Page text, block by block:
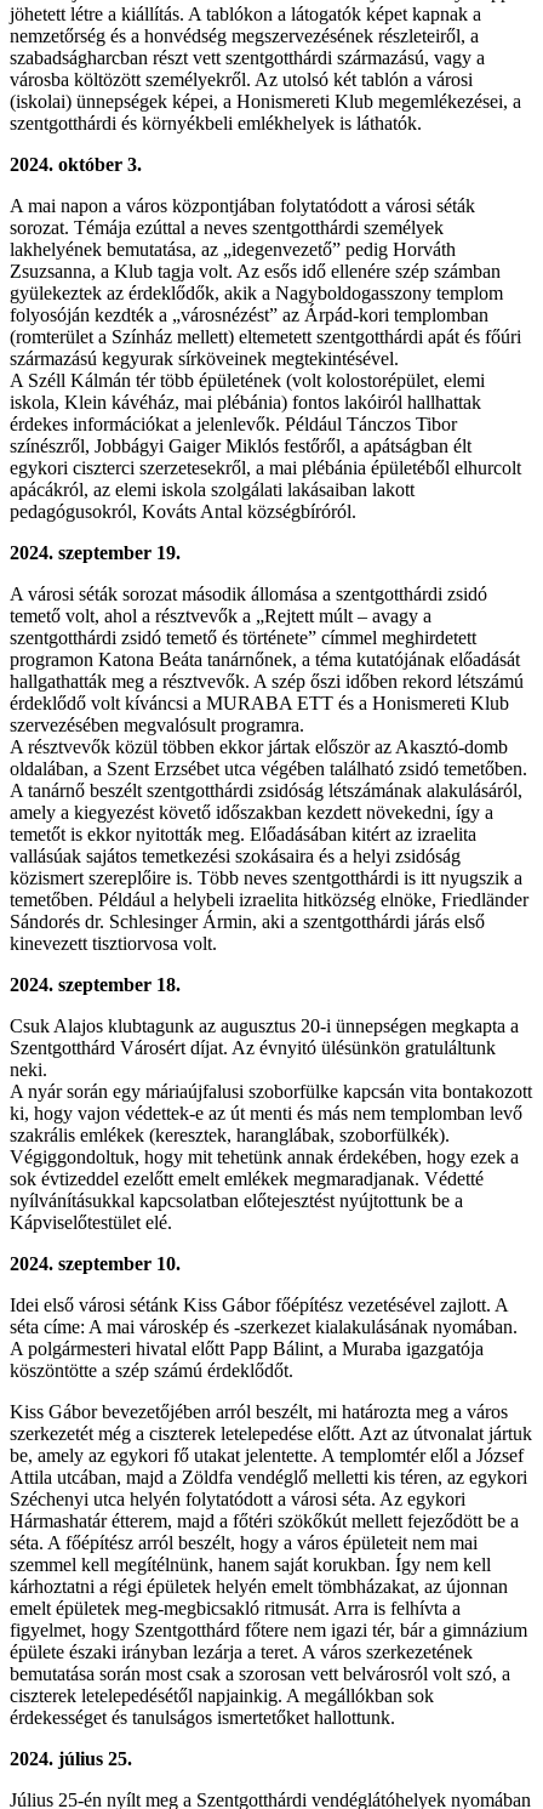
jöhetett létre a kiállítás. A tablókon a látogatók képet kapnak a
nemzetőrség és a honvédség megszervezésének részleteiről, a
szabadságharcban részt vett szentgotthárdi származású, vagy a
városba költözött személyekről. Az utolsó két tablón a városi
(iskolai) ünnepségek képei, a Honismereti Klub megemlékezései, a
szentgotthárdi és környékbeli emlékhelyek is láthatók.
2024. október 3.
A mai napon a város központjában folytatódott a városi séták
sorozat. Témája ezúttal a neves szentgotthárdi személyek
lakhelyének bemutatása, az „idegenvezető” pedig Horváth
Zsuzsanna, a Klub tagja volt. Az esős idő ellenére szép számban
gyülekeztek az érdeklődők, akik a Nagyboldogasszony templom
folyosóján kezdték a „városnézést” az Árpád-kori templomban
(romterület a Színház mellett) eltemetett szentgotthárdi apát és főúri
származású kegyurak sírköveinek megtekintésével.
A Széll Kálmán tér több épületének (volt kolostorépület, elemi
iskola, Klein kávéház, mai plébánia) fontos lakóiról hallhattak
érdekes információkat a jelenlevők. Például Tánczos Tibor
színészről, Jobbágyi Gaiger Miklós festőről, a apátságban élt
egykori ciszterci szerzetesekről, a mai plébánia épületéből elhurcolt
apácákról, az elemi iskola szolgálati lakásaiban lakott
pedagógusokról, Kováts Antal községbíróról.
2024. szeptember 19.
A városi séták sorozat második állomása a szentgotthárdi zsidó
temető volt, ahol a résztvevők a „Rejtett múlt – avagy a
szentgotthárdi zsidó temető és története” címmel meghirdetett
programon Katona Beáta tanárnőnek, a téma kutatójának előadását
hallgathatták meg a résztvevők. A szép őszi időben rekord létszámú
érdeklődő volt kíváncsi a MURABA ETT és a Honismereti Klub
szervezésében megvalósult programra.
A résztvevők közül többen ekkor jártak először az Akasztó-domb
oldalában, a Szent Erzsébet utca végében található zsidó temetőben.
A tanárnő beszélt szentgotthárdi zsidóság létszámának alakulásáról,
amely a kiegyezést követő időszakban kezdett növekedni, így a
temetőt is ekkor nyitották meg. Előadásában kitért az izraelita
vallásúak sajátos temetkezési szokásaira és a helyi zsidóság
közismert szereplőire is. Több neves szentgotthárdi is itt nyugszik a
temetőben. Például a helybeli izraelita hitközség elnöke, Friedländer
Sándorés dr. Schlesinger Ármin, aki a szentgotthárdi járás első
kinevezett tisztiorvosa volt.
2024. szeptember 18.
Csuk Alajos klubtagunk az augusztus 20-i ünnepségen megkapta a
Szentgotthárd Városért díjat. Az évnyitó ülésünkön gratuláltunk
neki.
A nyár során egy máriaújfalusi szoborfülke kapcsán vita bontakozott
ki, hogy vajon védettek-e az út menti és más nem templomban levő
szakrális emlékek (keresztek, haranglábak, szoborfülkék).
Végiggondoltuk, hogy mit tehetünk annak érdekében, hogy ezek a
sok évtizeddel ezelőtt emelt emlékek megmaradjanak. Védetté
nyílvánításukkal kapcsolatban előtejesztést nyújtottunk be a
Kápviselőtestület elé.
2024. szeptember 10.
Idei első városi sétánk Kiss Gábor főépítész vezetésével zajlott. A
séta címe: A mai városkép és -szerkezet kialakulásának nyomában.
A polgármesteri hivatal előtt Papp Bálint, a Muraba igazgatója
köszöntötte a szép számú érdeklődőt.
Kiss Gábor bevezetőjében arról beszélt, mi határozta meg a város
szerkezetét még a ciszterek letelepedése előtt. Azt az útvonalat jártuk
be, amely az egykori fő utakat jelentette. A templomtér elől a József
Attila utcában, majd a Zöldfa vendéglő melletti kis téren, az egykori
Széchenyi utca helyén folytatódott a városi séta. Az egykori
Hármashatár étterem, majd a főtéri szökőkút mellett fejeződött be a
séta. A főépítész arról beszélt, hogy a város épületeit nem mai
szemmel kell megítélnünk, hanem saját korukban. Így nem kell
kárhoztatni a régi épületek helyén emelt tömbházakat, az újonnan
emelt épületek meg-megbicsakló ritmusát. Arra is felhívta a
figyelmet, hogy Szentgotthárd főtere nem igazi tér, bár a gimnázium
épülete északi irányban lezárja a teret. A város szerkezetének
bemutatása során most csak a szorosan vett belvárosról volt szó, a
ciszterek letelepedésétől napjainkig. A megállókban sok
érdekességet és tanulságos ismertetőket hallottunk.
2024. július 25.
Július 25-én nyílt meg a Szentgotthárdi vendéglátóhelyek nyomában